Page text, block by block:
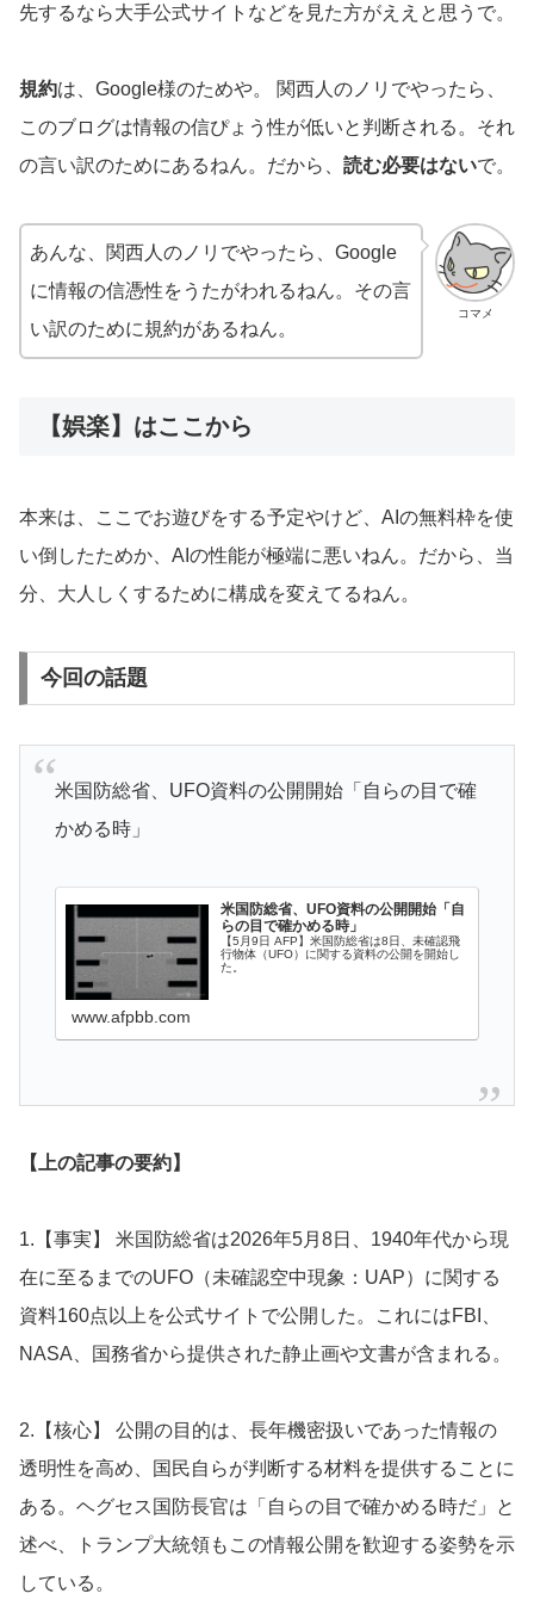
先するなら大手公式サイトなどを見た方がええと思うで。
規約は、Google様のためや。 関西人のノリでやったら、
このブログは情報の信ぴょう性が低いと判断される。それ
の言い訳のためにあるねん。だから、 読む必要はないで。
コマメ
あんな、関西人のノリでやったら、Google
に情報の信憑性をうたがわれるねん。その言
い訳のために規約があるねん。
【娯楽】はここから
本来は、ここでお遊びをする予定やけど、AIの無料枠を使
い倒したためか、AIの性能が極端に悪いねん。だから、当
分、大人しくするために構成を変えてるねん。
今回の話題
米国防総省、UFO資料の公開開始「自らの目で確
かめる時」
米国防総省、UFO資料の公開開始「自
らの目で確かめる時」
【5月9日 AFP】米国防総省は8日、未確認飛
行物体（UFO）に関する資料の公開を開始し
た。
www.afpbb.com
【上の記事の要約】
1.【事実】 米国防総省は2026年5月8日、1940年代から現
在に至るまでのUFO（未確認空中現象：UAP）に関する
資料160点以上を公式サイトで公開した。これにはFBI、
NASA、国務省から提供された静止画や文書が含まれる。
2.【核心】 公開の目的は、長年機密扱いであった情報の
透明性を高め、国民自らが判断する材料を提供することに
ある。ヘグセス国防長官は「自らの目で確かめる時だ」と
述べ、トランプ大統領もこの情報公開を歓迎する姿勢を示
している。